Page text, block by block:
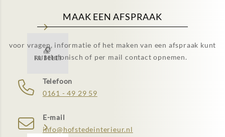
MAAK EEN AFSPRAAK
voor vragen, informatie of het maken van een afspraak kunt
u telefonisch of per mail contact opnemen.
Telefoon
0161 - 49 29 59
E-mail
info@hofstedeinterieur.nl